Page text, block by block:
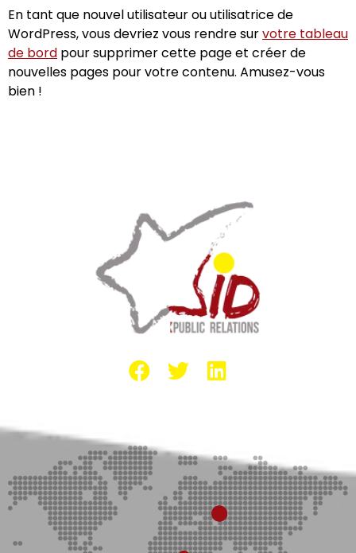
En tant que nouvel utilisateur ou utilisatrice de
WordPress, vous devriez vous rendre survotre tableau
de bord pour supprimer cette page et créer de
nouvelles pages pour votre contenu. Amusez-vous
bien !